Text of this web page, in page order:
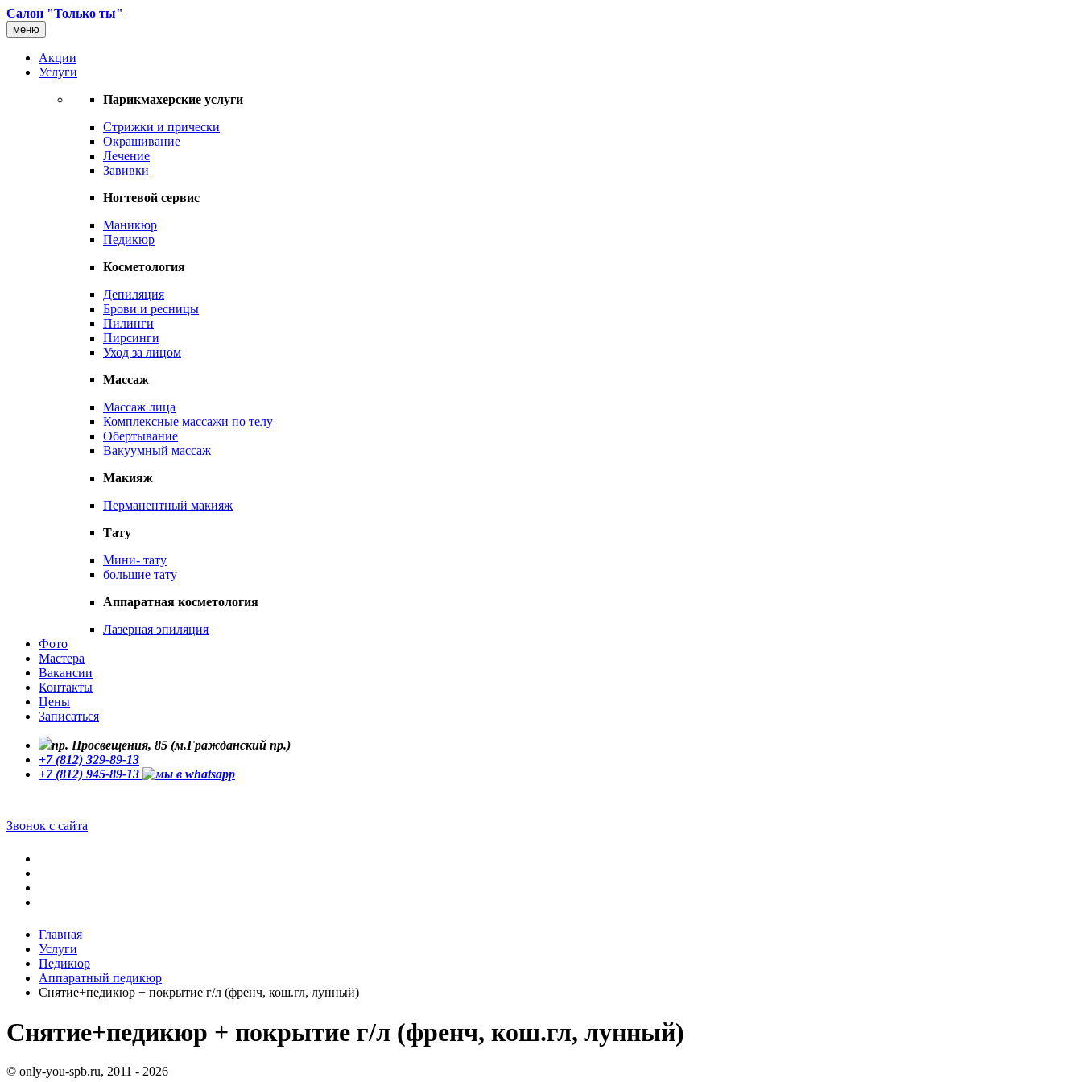
Салон "Только ты"
меню
Акции
Услуги
Парикмахерские услуги
Стрижки и прически
Окрашивание
Лечение
Завивки
Ногтевой сервис
Маникюр
Педикюр
Косметология
Депиляция
Брови и ресницы
Пилинги
Пирсинги
Уход за лицом
Массаж
Массаж лица
Комплексные массажи по телу
Обертывание
Вакуумный массаж
Макияж
Перманентный макияж
Тату
Мини- тату
большие тату
Аппаратная косметология
Лазерная эпиляция
Фото
Мастера
Вакансии
Контакты
Цены
Записаться
пр. Просвещения, 85 (м.Гражданский пр.)
+7 (812) 329-89-13
+7 (812) 945-89-13
Звонок с сайта
Главная
Услуги
Педикюр
Аппаратный педикюр
Снятие+педикюр + покрытие г/л (френч, кош.гл, лунный)
Снятие+педикюр + покрытие г/л (френч, кош.гл, лунный)
© only-you-spb.ru, 2011 - 2026